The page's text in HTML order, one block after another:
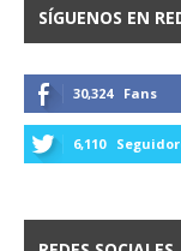
SÍGUENOS EN
30,324 Fans
6,110